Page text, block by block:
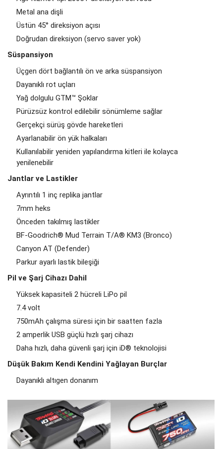
Metal ana dişli
Üstün 45° direksiyon açısı
Doğrudan direksiyon (servo saver yok)
Süspansiyon
Üçgen dört bağlantılı ön ve arka süspansiyon
Dayanıklı rot uçları
Yağ dolgulu GTM™ Şoklar
Pürüzsüz kontrol edilebilir sönümleme sağlar
Gerçekçi sürüş gövde hareketleri
Ayarlanabilir ön yük halkaları
Kullanılabilir yeniden yapılandırma kitleri ile kolayca
yenilenebilir
Jantlar ve Lastikler
Ayrıntılı 1 inç replika jantlar
7mm heks
Önceden takılmış lastikler
BF-Goodrich® Mud Terrain T/A® KM3 (Bronco)
Canyon AT (Defender)
Parkur ayarlı lastik bileşiği
Pil ve Şarj Cihazı Dahil
Yüksek kapasiteli 2 hücreli LiPo pil
7.4 volt
750mAh çalışma süresi için bir saatten fazla
2 amperlik USB güçlü hızlı şarj cihazı
Daha hızlı, daha güvenli şarj için iD® teknolojisi
Düşük Bakım Kendi Kendini Yağlayan Burçlar
Dayanıklı altıgen donanım